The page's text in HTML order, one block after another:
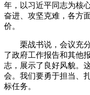
年，以习近平同志为核
奋进、攻坚克难，各方
价。
栗战书说，会议充分
了政府工作报告和其他
志，展示了良好风貌。
会。我们要勇于担当、
标任务。